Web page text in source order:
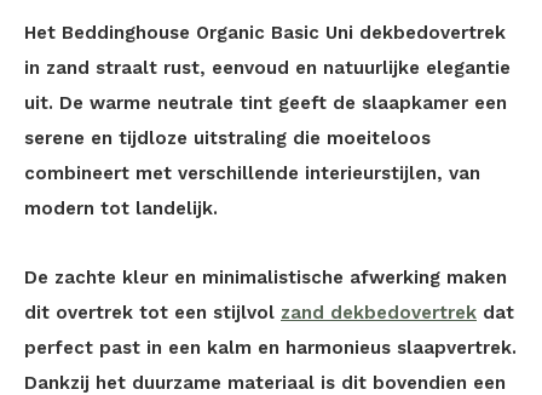
Het Beddinghouse Organic Basic Uni dekbedovertrek
in zand straalt rust, eenvoud en natuurlijke elegantie
uit. De warme neutrale tint geeft de slaapkamer een
serene en tijdloze uitstraling die moeiteloos
combineert met verschillende interieurstijlen, van
modern tot landelijk.
De zachte kleur en minimalistische afwerking maken
dit overtrek tot een stijlvol zand dekbedovertrek dat
perfect past in een kalm en harmonieus slaapvertrek.
Dankzij het duurzame materiaal is dit bovendien een